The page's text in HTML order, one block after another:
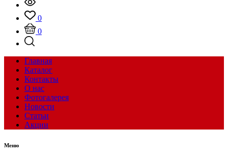
0
0
Главная
Каталог
Контакты
О нас
Фотогалерея
Новости
Статьи
Акции
Меню